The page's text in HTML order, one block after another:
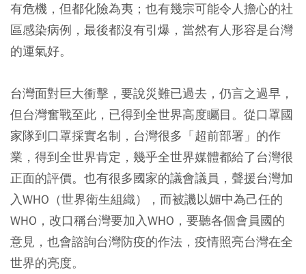
有危機，但都化險為夷；也有幾宗可能令人擔心的社
區感染病例，最後都沒有引爆，當然有人形容是台灣
的運氣好。
台灣面對巨大衝擊，要說災難已過去，仍言之過早，
但台灣奮戰至此，已得到全世界高度矚目。從口罩國
家隊到口罩採實名制，台灣很多「超前部署」的作
業，得到全世界肯定，幾乎全世界媒體都給了台灣很
正面的評價。也有很多國家的議會議員，聲援台灣加
入WHO（世界衛生組織），而被譏以媚中為己任的
WHO，改口稱台灣要加入WHO，要聽各個會員國的
意見，也會諮詢台灣防疫的作法，疫情照亮台灣在全
世界的亮度。